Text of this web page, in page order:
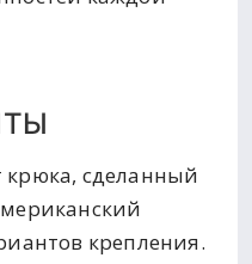
крюка, сделанный
крепления.